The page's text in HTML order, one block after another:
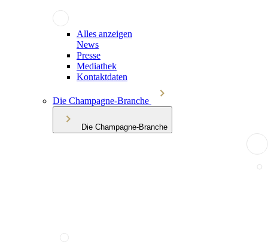
Alles anzeigen
News
Presse
Mediathek
Kontaktdaten
Die Champagne-Branche
Die Champagne-Branche